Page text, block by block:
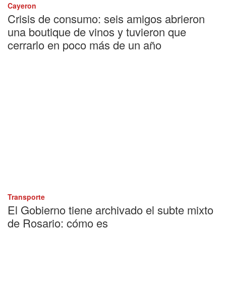
Cayeron
Crisis de consumo: seis amigos abrieron
una boutique de vinos y tuvieron que
cerrarlo en poco más de un año
Transporte
El Gobierno tiene archivado el subte mixto
de Rosario: cómo es